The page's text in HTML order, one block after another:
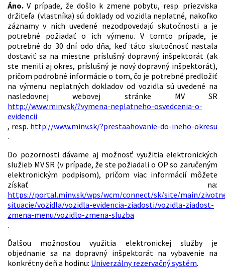
Áno. V prípade, že došlo k zmene pobytu, resp. priezviska
držiteľa (vlastníka) sú doklady od vozidla neplatné, nakoľko
záznamy v nich uvedené nezodpovedajú skutočnosti a je
potrebné požiadať o ich výmenu. V tomto prípade, je
potrebné do 30 dní odo dňa, keď táto skutočnosť nastala
dostaviť sa na miestne príslušný dopravný inšpektorát (ak
ste menili aj okres, príslušný je nový dopravný inšpektorát),
pričom podrobné informácie o tom, čo je potrebné predložiť
na výmenu neplatných dokladov od vozidla sú uvedené na
nasledovnej webovej stránke MV SR
http://www.minv.sk/?vymena-neplatneho-osvedcenia-o-
evidencii
, resp. http://www.minv.sk/?prestaahovanie-do-ineho-okresu
.
Do pozornosti dávame aj možnosť využitia elektronických
služieb MV SR (v prípade, že ste požiadali o OP so zaručeným
elektronickým podpisom), pričom viac informácií môžete
získať na:
https://portal.minv.sk/wps/wcm/connect/sk/site/main/
situacie/vozidla/vozidla-evidencia-ziadosti/vozidla-ziadost-
zmena-menu/vozidlo-zmena-sluzba
.
Ďalšou možnosťou využitia elektronickej služby je
objednanie sa na dopravný inšpektorát na vybavenie na
konkrétny deň a hodinu: Univerzálny rezervačný systém.